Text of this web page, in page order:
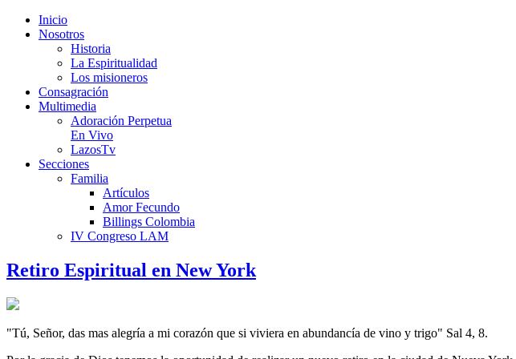
Inicio
Nosotros
Historia
La Espiritualidad
Los misioneros
Consagración
Multimedia
Adoración Perpetua
En Vivo
LazosTv
Secciones
Familia
Artículos
Amor Fecundo
Billings Colombia
IV Congreso LAM
Retiro Espiritual en New York
"Tú, Señor, das mas alegría a mi corazón que si viviera en abundancía de vino y trigo" Sal 4, 8.